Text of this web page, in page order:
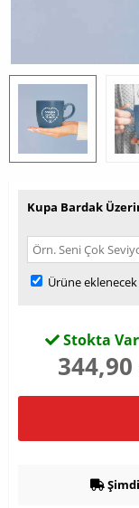
Kupa Bardak
Ürüne
Stokta Var
344,90
Şimdi